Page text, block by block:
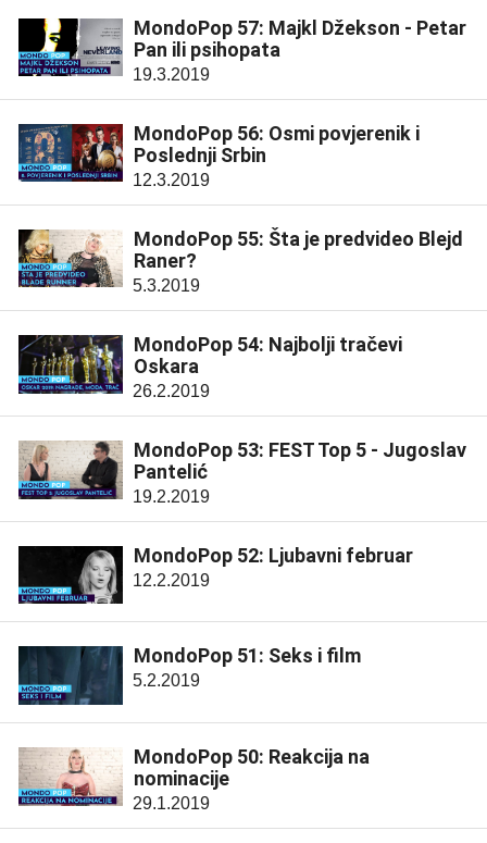
MondoPop 57: Majkl Džekson - Petar
Pan ili psihopata
19.3.2019
MondoPop 56: Osmi povjerenik i
Poslednji Srbin
12.3.2019
MondoPop 55: Šta je predvideo Blejd
Raner?
5.3.2019
MondoPop 54: Najbolji tračevi
Oskara
26.2.2019
MondoPop 53: FEST Top 5 - Jugoslav
Pantelić
19.2.2019
MondoPop 52: Ljubavni februar
12.2.2019
MondoPop 51: Seks i film
5.2.2019
MondoPop 50: Reakcija na
nominacije
29.1.2019